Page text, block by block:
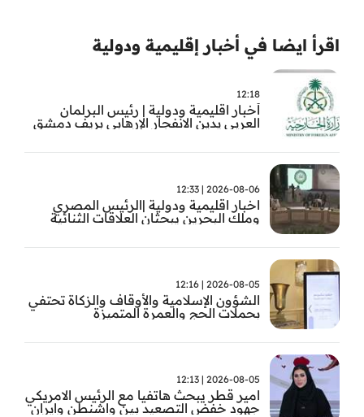
اقرأ ايضا في أخبار إقليمية ودولية
12:18
أخبار اقليمية ودولية | رئيس البرلمان
العربي يدين الانفجار الإرهابي بريف دمشق
2026-08-06 | 12:33
اخبار اقليمية ودولية |الرئيس المصري
وملك البحرين يبحثان العلاقات الثنائية
2026-08-05 | 12:16
الشؤون الإسلامية والأوقاف والزكاة تحتفي
بحملات الحج والعمرة المتميزة
2026-08-05 | 12:13
امير قطر يبحث هاتفيا مع الرئيس الامريكي
جهود خفض التصعيد بين واشنطن وايران